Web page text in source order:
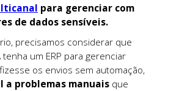
para gerenciar com
de dados sensíveis.
precisamos considerar que
tenha um ERP para gerenciar
os envios sem automação,
a problemas manuais que